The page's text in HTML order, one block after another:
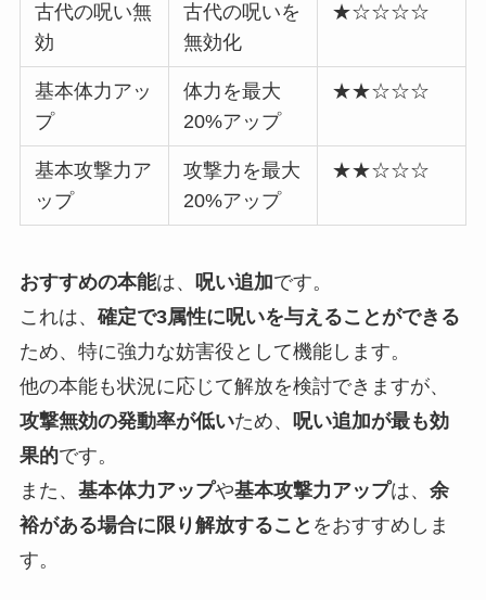
古代の呪い無
効
古代の呪いを
無効化
★☆☆☆☆
基本体力アッ
プ
体力を最大
20%アップ
★★☆☆☆
基本攻撃力ア
ップ
攻撃力を最大
20%アップ
★★☆☆☆
おすすめの本能は、 呪い追加です。
これは、 確定で3属性に呪いを与えることができる
ため、特に強力な妨害役として機能します。
他の本能も状況に応じて解放を検討できますが、
攻撃無効の発動率が低いため、 呪い追加が最も効
果的です。
また、 基本体力アップや基本攻撃力アップは、 余
裕がある場合に限り解放すること をおすすめしま
す。